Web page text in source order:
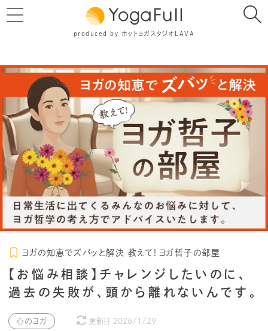
produced by ホットヨガスタジオLAVA
ヨガの知恵でズバッと解決 教えて！ヨガ哲子の部屋
【お悩み相談】チャレンジしたいのに、
過去の失敗が、頭から離れないんです。
心のヨガ 更新日 2026/1/29